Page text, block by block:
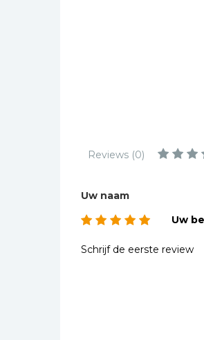
Romans
Taalstudie
Reviews (0)
Uw naam
Uw
Schrijf de eerste review